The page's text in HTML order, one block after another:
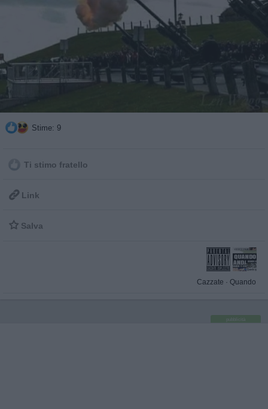
Stime: 9
Ti stimo fratello
 Link
 Salva
Cazzate · Quando
pubblicità